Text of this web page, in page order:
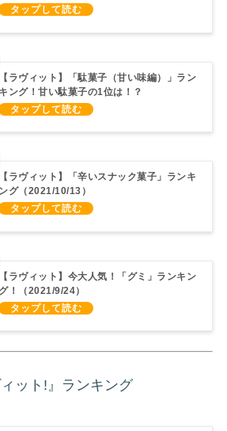
【ラヴィット】「駄菓子（甘い味編）」ラン
キング！甘い駄菓子の1位は！？
2021/8/23）
【ラヴィット】「辛いスナック菓子」ランキ
ング（2021/10/13）
【ラヴィット】今大人気！「グミ」ランキン
グ！（2021/9/24）
ット!』ランキング